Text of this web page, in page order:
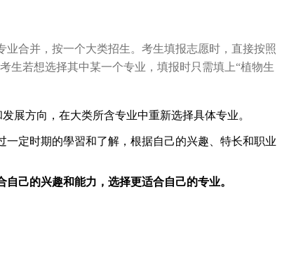
合并，按一个大类招生。考生填报志愿时，直接按照
生若想选择其中某一个专业，填报时只需填上“植物生
展方向，在大类所含专业中重新选择具体专业。
一定时期的學習和了解，根据自己的兴趣、特长和职业
己的兴趣和能力，选择更适合自己的专业。